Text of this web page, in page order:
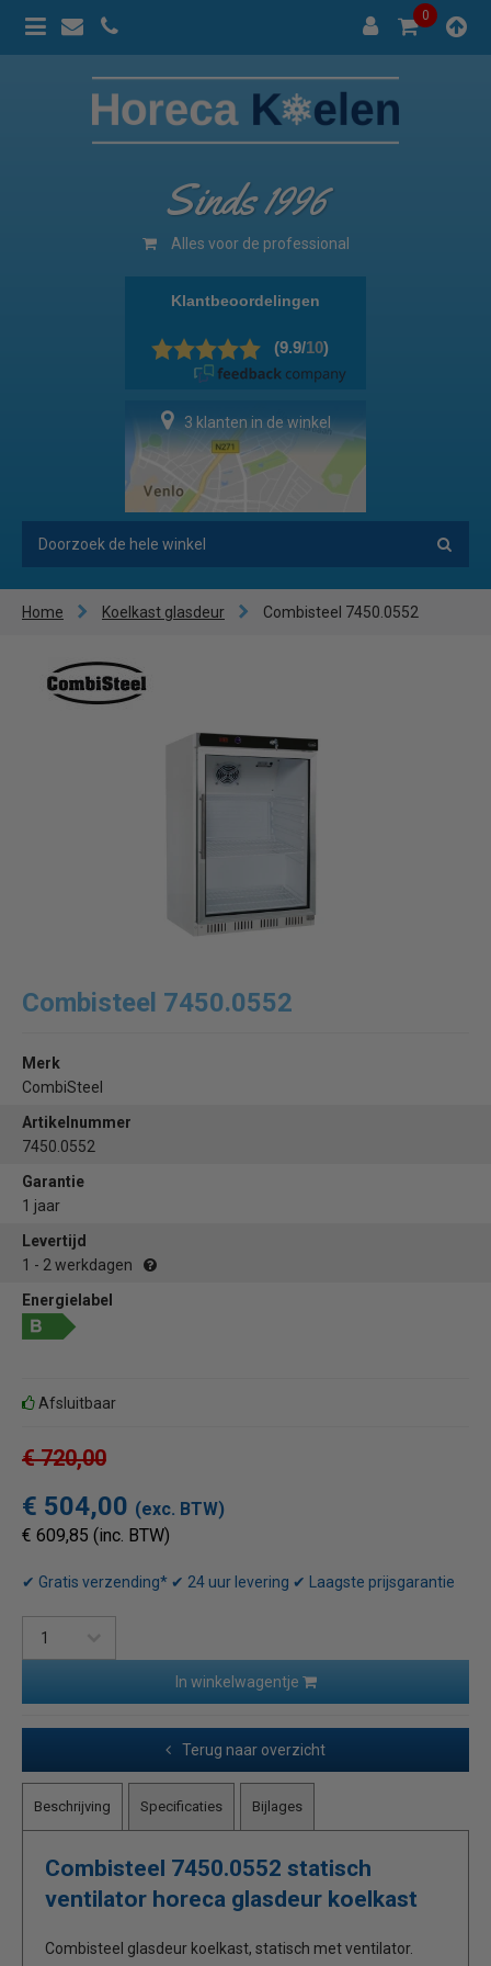
0
Sinds 1996
Alles voor de professional
3 klanten in de winkel
Home Koelkast glasdeur Combisteel 7450.0552
Combisteel 7450.0552
Merk
CombiSteel
Artikelnummer
7450.0552
Garantie
1 jaar
Levertijd
1 - 2 werkdagen
Energielabel
Afsluitbaar
€ 720,00
€ 504,00 (exc. BTW)
€ 609,85 (inc. BTW)
✔ Gratis verzending* ✔ 24 uur levering ✔ Laagste prijsgarantie
In winkelwagentje
Terug naar overzicht
Beschrijving Specificaties Bijlages
Combisteel 7450.0552 statisch
ventilator horeca glasdeur koelkast
Combisteel glasdeur koelkast, statisch met ventilator.